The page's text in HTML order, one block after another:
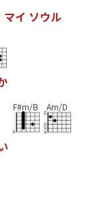
マイ ソウル
F#m/B Am/D